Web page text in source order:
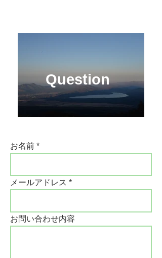
Question
お名前
メールアドレス
お問い合わせ内容